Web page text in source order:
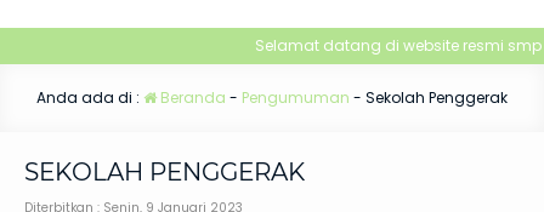
Selamat datang di website resmi
Anda ada di : Beranda - Pengumuman - Sekolah Penggerak
SEKOLAH PENGGERAK
Diterbitkan : Senin, 9 Januari 2023